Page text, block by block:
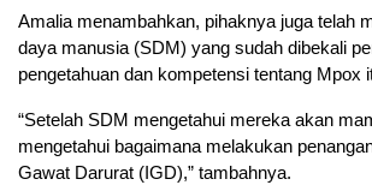
Amalia menambahkan, pihaknya juga telah
daya manusia (SDM) yang sudah dibekali
pengetahuan dan kompetensi tentang Mpox
“Setelah SDM mengetahui mereka akan
mengetahui bagaimana melakukan
Gawat Darurat (IGD),” tambahnya.